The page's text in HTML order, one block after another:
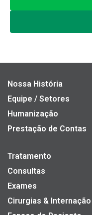
Nossa História
Equipe / Setores
Humanização
Prestação de Contas
Tratamento
Consultas
Exames
Cirurgias & Internação